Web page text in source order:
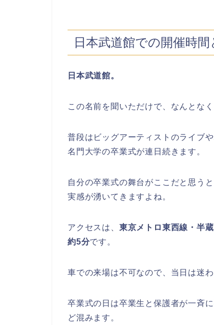
日本武道館での開催時
この名前を聞いただけで、なんとな
普段はビッグアーティストのライブ
自分の卒業式の舞台がここだと思う